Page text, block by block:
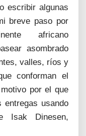
escribir algunas
breve paso por
africano
asombrado
valles, ríos y
conforman el
por el que
entregas usando
Isak Dinesen,